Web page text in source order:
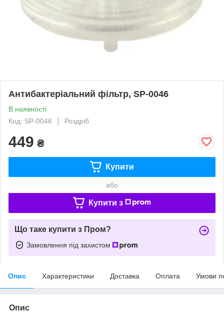
Антибактеріальний фільтр, SP-0046
В наявності
Код: SP-0046
Роздріб
449 ₴
Купити
або
Купити з
Що таке купити з Пром?
Замовлення під захистом
Опис Характеристики Доставка Оплата Умови
Опис